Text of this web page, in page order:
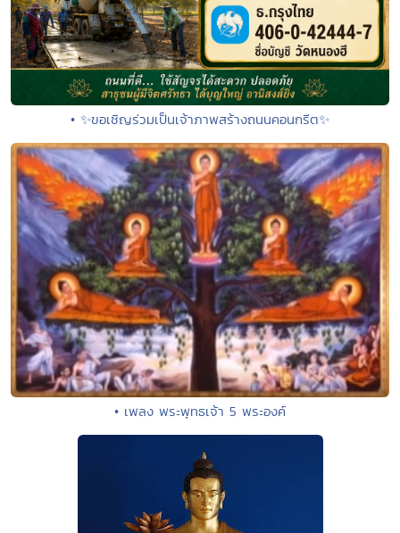
• ✨ขอเชิญร่วมเป็นเจ้าภาพสร้างถนนคอนกรีต✨
• เพลง พระพุทธเจ้า 5 พระองค์